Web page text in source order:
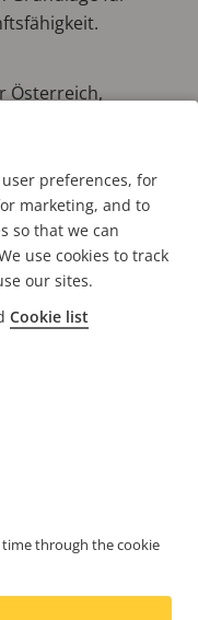
Österreich,
Axis
preferences, for
marketing, and to
so that we can
use cookies to track
our sites.
Cookie list
time through the cookie